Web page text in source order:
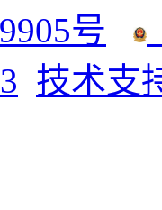
号
技术支